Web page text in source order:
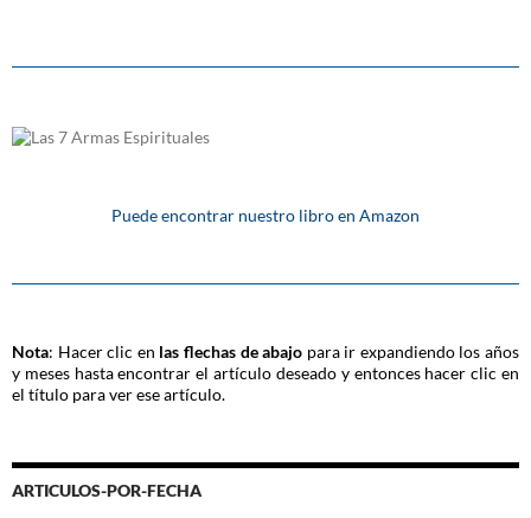
Puede encontrar nuestro libro en Amazon
Nota: Hacer clic en las flechas de abajo para ir expandiendo los años
y meses hasta encontrar el artículo deseado y entonces hacer clic en
el título para ver ese artículo.
ARTICULOS-POR-FECHA